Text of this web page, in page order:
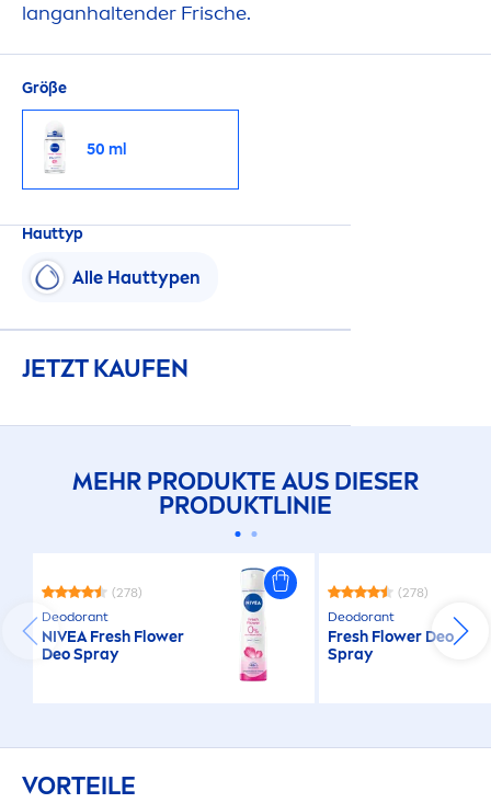
langanhaltender Frische.
Größe
50 ml
Hauttyp
Alle Hauttypen
JETZT KAUFEN
MEHR PRODUKTE AUS DIESER
PRODUKTLINIE
(278)
Deodorant
NIVEA Fresh Flower
Deo Spray
(278)
Deodorant
Fresh Flower Deo
Spray
VORTEILE